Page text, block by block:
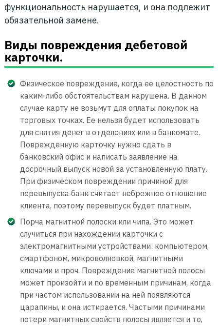
функциональность нарушается, и она подлежит
обязательной замене.
Виды повреждения дебетовой
карточки.
Физическое повреждение, когда ее целостность по
каким-либо обстоятельствам нарушена. В данном
случае карту не возьмут для оплаты покупок на
торговых точках. Ее нельзя будет использовать
для снятия денег в отделениях или в банкомате.
Поврежденную карточку нужно сдать в
банковский офис и написать заявление на
досрочный выпуск новой за установленную плату.
При физическом повреждении причиной для
перевыпуска банк считает небрежное отношение
клиента, поэтому перевыпуск будет платным.
Порча магнитной полоски или чипа. Это может
случиться при нахождении карточки с
электромагнитными устройствами: компьютером,
смартфоном, микроволновкой, магнитными
ключами и проч. Повреждение магнитной полосы
может произойти и по временным причинам, когда
при частом использовании на ней появляются
царапины, и она истирается. Частыми причинами
потери магнитных свойств полосы является и то,